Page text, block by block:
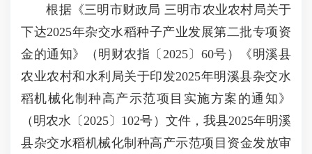
根据《三明市财政局 三明市农业农村局关于
下达2025年杂交水稻种子产业发展第二批专项资
金的通知》（明财农指〔2025〕60号）《明溪县
农业农村和水利局关于印发2025年明溪县杂交水
稻机械化制种高产示范项目实施方案的通知》
（明农水〔2025〕102号）文件，我县2025年明溪
县杂交水稻机械化制种高产示范项目资金发放审